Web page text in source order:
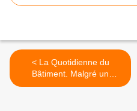
< La Quotidienne du
Bâtiment. Malgré un
rebond, la construction de